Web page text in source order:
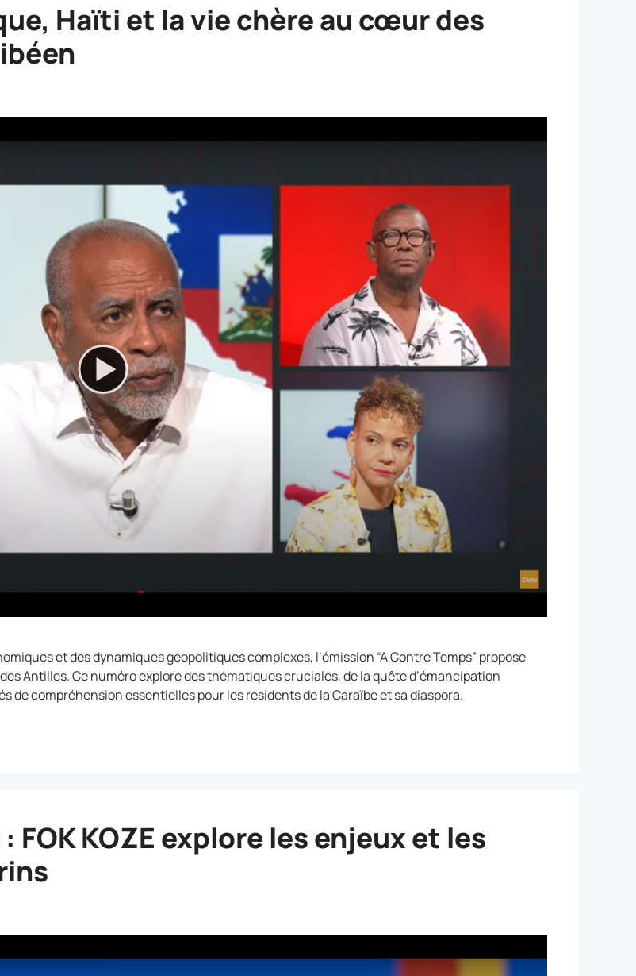
Haïti et la vie chère au cœur des
et des dynamiques géopolitiques complexes, l’émission “A Contre Temps” propose
Antilles. Ce numéro explore des thématiques cruciales, de la quête d’émancipation
de compréhension essentielles pour les résidents de la Caraïbe et sa diaspora.
KOZE explore les enjeux et les